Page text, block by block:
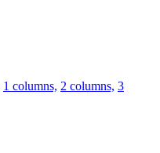
1 columns, 2 columns, 3